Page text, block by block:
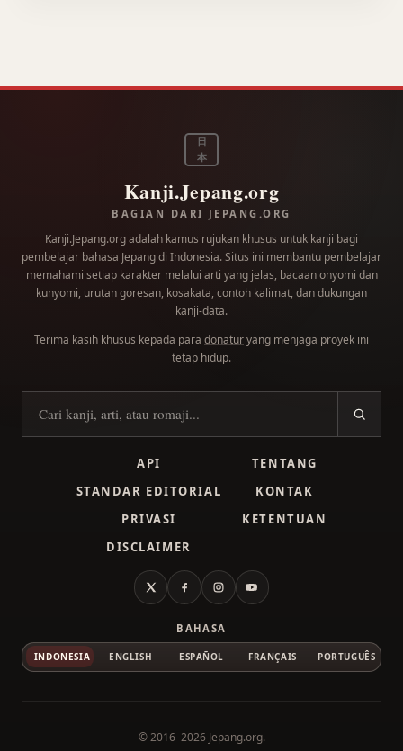
日
本
Kanji.Jepang.org
BAGIAN DARI JEPANG.ORG
Kanji.Jepang.org adalah kamus rujukan khusus untuk kanji bagi
pembelajar bahasa Jepang di Indonesia. Situs ini membantu pembelajar
memahami setiap karakter melalui arti yang jelas, bacaan onyomi dan
kunyomi, urutan goresan, kosakata, contoh kalimat, dan dukungan
kanji-data.
Terima kasih khusus kepada para donaturyang menjaga proyek ini
tetap hidup.
Cari kanji
API
TENTANG
STANDAR EDITORIAL
KONTAK
PRIVASI
KETENTUAN
DISCLAIMER
X FacebookInstagramYouTube
BAHASA
INDONESIA ENGLISH ESPAÑOL FRANÇAIS PORTUGUÊS
© 2016–2026 Jepang.org.